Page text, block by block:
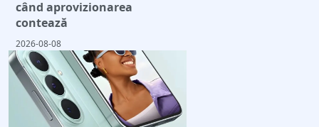
când aprovizionarea
contează
2026-08-08